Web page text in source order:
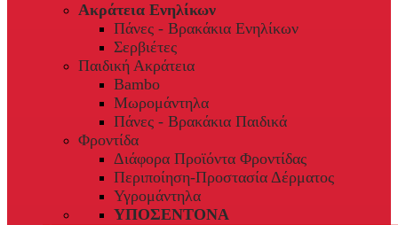
Ακράτεια Ενηλίκων
Πάνες - Βρακάκια Ενηλίκων
Σερβιέτες
Παιδική Ακράτεια
Bambo
Μωρομάντηλα
Πάνες - Βρακάκια Παιδικά
Φροντίδα
Διάφορα Προϊόντα Φροντίδας
Περιποίηση-Προστασία Δέρματος
Υγρομάντηλα
ΥΠΟΣΕΝΤΟΝΑ